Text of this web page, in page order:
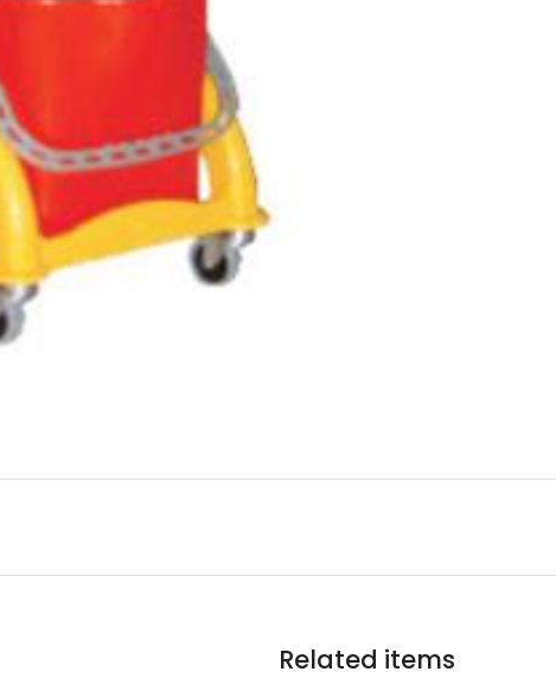
Related items